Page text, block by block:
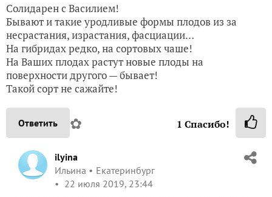
Солидарен с Василием!
Бывают и такие уродливые формы плодов из за
несрастания, израстания, фасциации…
На гибридах редко, на сортовых чаше!
На Ваших плодах растут новые плоды на
поверхности другого — бывает!
Такой сорт не сажайте!
Ответить ✿ 1 Спасибо!
ilyina
Ильина
Екатеринбург
22 июля 2019, 23:44